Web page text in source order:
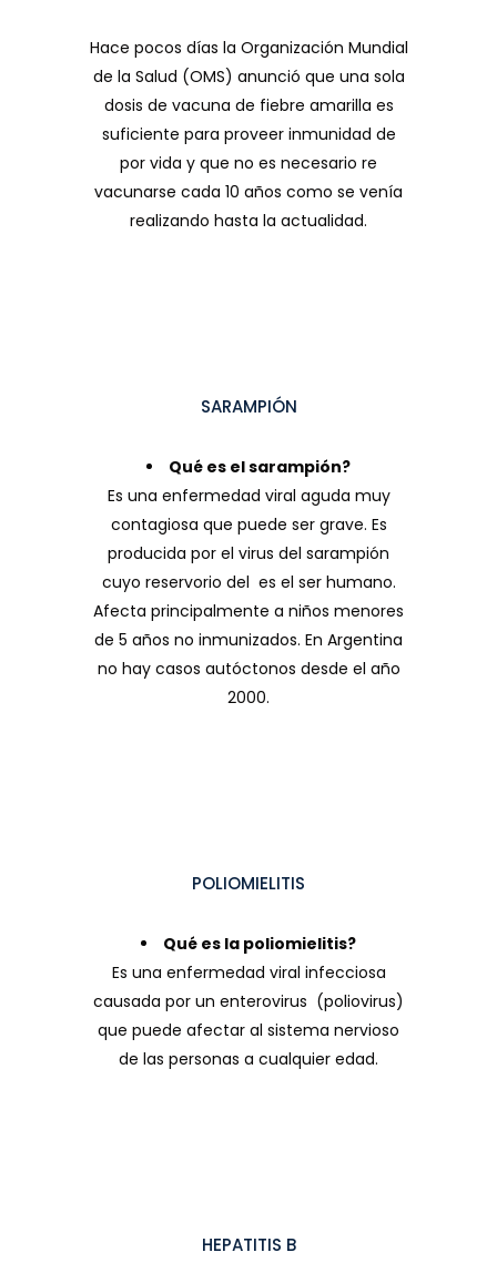
Hace pocos días la Organización Mundial
de la Salud (OMS) anunció que una sola
dosis de vacuna de fiebre amarilla es
suficiente para proveer inmunidad de
por vida y que no es necesario re
vacunarse cada 10 años como se venía
realizando hasta la actualidad.
SARAMPIÓN
Qué es el sarampión?
Es una enfermedad viral aguda muy
contagiosa que puede ser grave. Es
producida por el virus del sarampión
cuyo reservorio del es el ser humano.
Afecta principalmente a niños menores
de 5 años no inmunizados. En Argentina
no hay casos autóctonos desde el año
2000.
POLIOMIELITIS
Qué es la poliomielitis?
Es una enfermedad viral infecciosa
causada por un enterovirus (poliovirus)
que puede afectar al sistema nervioso
de las personas a cualquier edad.
HEPATITIS B